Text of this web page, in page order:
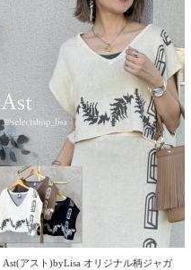
Ast(アスト)byLisa オリジナル柄ジャガ